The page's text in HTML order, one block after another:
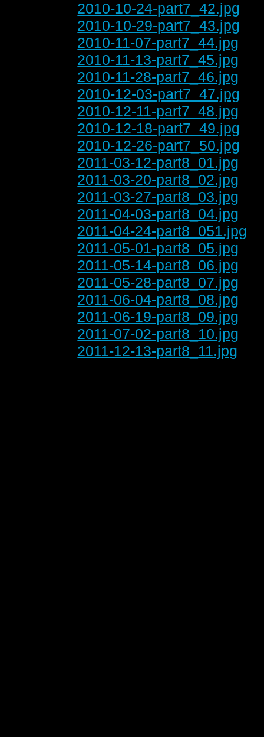
2010-10-24-part7_42.jpg
2010-10-29-part7_43.jpg
2010-11-07-part7_44.jpg
2010-11-13-part7_45.jpg
2010-11-28-part7_46.jpg
2010-12-03-part7_47.jpg
2010-12-11-part7_48.jpg
2010-12-18-part7_49.jpg
2010-12-26-part7_50.jpg
2011-03-12-part8_01.jpg
2011-03-20-part8_02.jpg
2011-03-27-part8_03.jpg
2011-04-03-part8_04.jpg
2011-04-24-part8_051.jpg
2011-05-01-part8_05.jpg
2011-05-14-part8_06.jpg
2011-05-28-part8_07.jpg
2011-06-04-part8_08.jpg
2011-06-19-part8_09.jpg
2011-07-02-part8_10.jpg
2011-12-13-part8_11.jpg